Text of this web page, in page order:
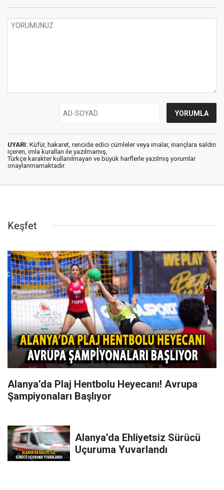
UYARI: Küfür, hakaret, rencide edici cümleler veya imalar, inançlara saldırı
içeren, imla kuralları ile yazılmamış,
Türkçe karakter kullanılmayan ve büyük harflerle yazılmış yorumlar
onaylanmamaktadır.
Keşfet
Alanya’da Plaj Hentbolu Heyecanı! Avrupa
Şampiyonaları Başlıyor
Alanya’da Ehliyetsiz Sürücü
Uçuruma Yuvarlandı